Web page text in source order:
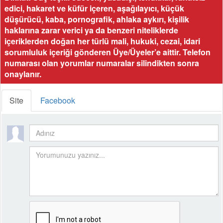
edici, hakaret ve küfür içeren, aşağılayıcı, küçük
düşürücü, kaba, pornografik, ahlaka aykırı, kişilik
haklarına zarar verici ya da benzeri niteliklerde
içeriklerden doğan her türlü mali, hukuki, cezai, idari
sorumluluk içeriği gönderen Üye/Üyeler’e aittir. Telefon
numarası olan yorumlar numaralar silindikten sonra
onaylanır.
Site Facebook